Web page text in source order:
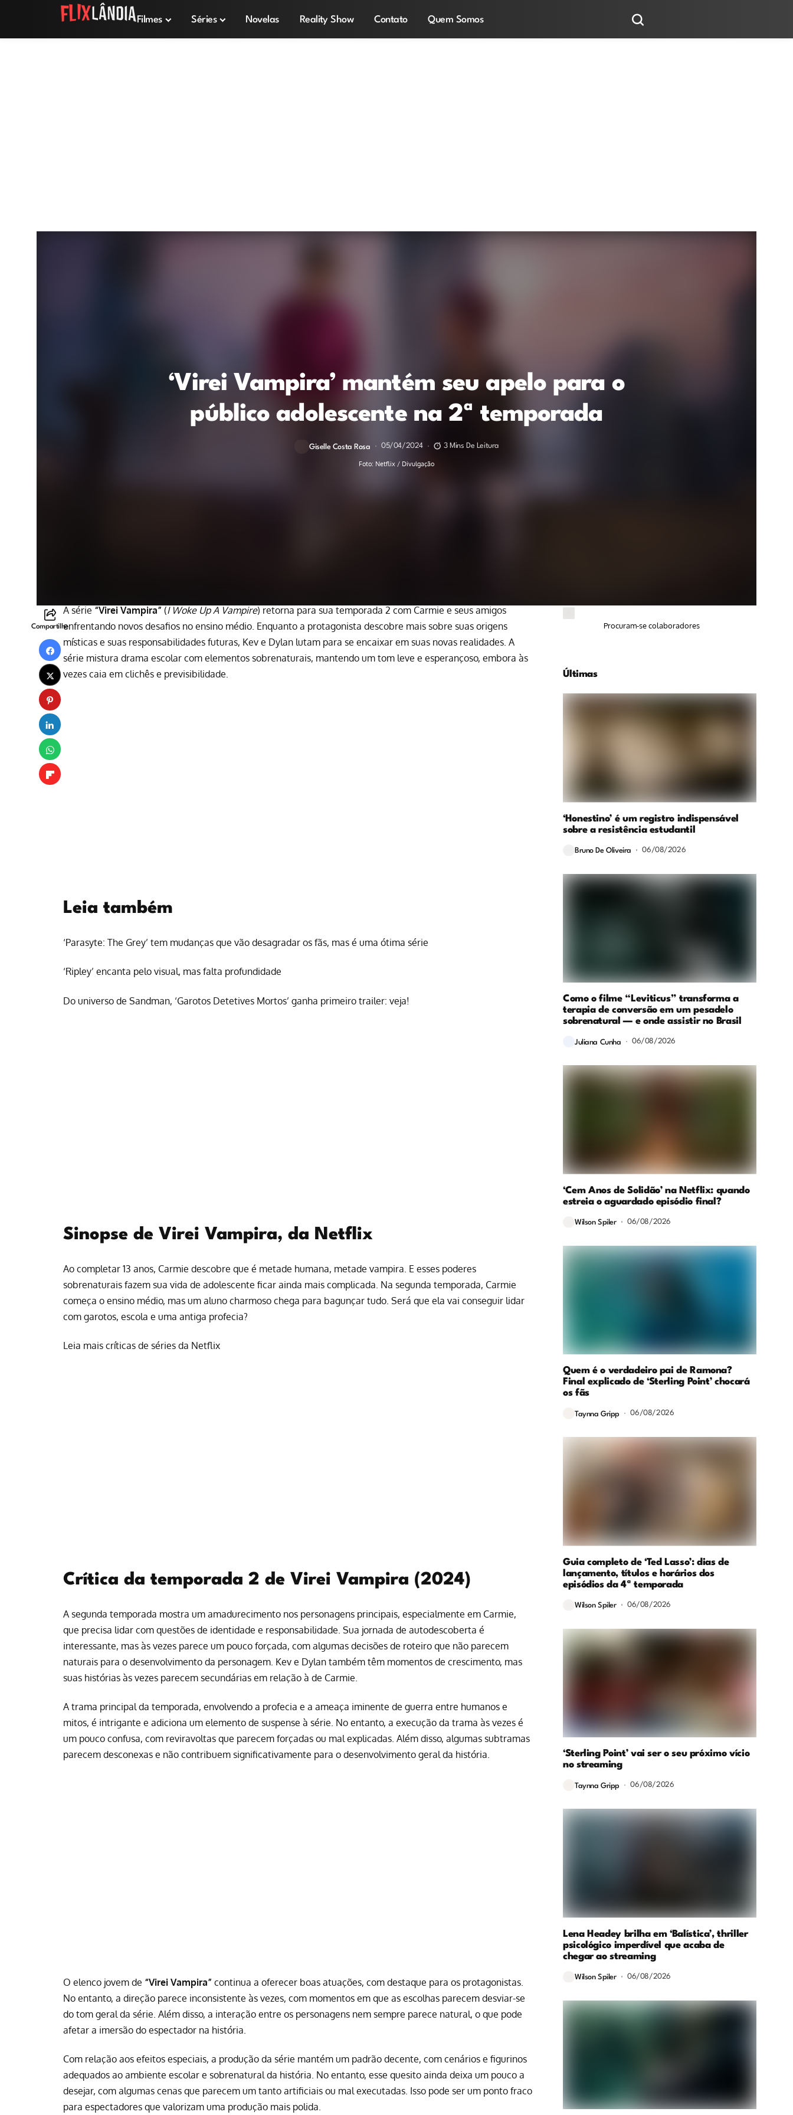
Filmes Séries Novelas Reality Show Contato Quem Somos
‘Virei Vampira’ mantém seu apelo para o
público adolescente na 2ª temporada
Giselle Costa Rosa 05/04/2024 3 Mins De Leitura
Foto: Netflix / Divulgação
Compartilhe
A série “Virei Vampira” (I Woke Up A Vampire) retorna para sua temporada 2 com Carmie e seus amigos
enfrentando novos desafios no ensino médio. Enquanto a protagonista descobre mais sobre suas origens
místicas e suas responsabilidades futuras, Kev e Dylan lutam para se encaixar em suas novas realidades. A
série mistura drama escolar com elementos sobrenaturais, mantendo um tom leve e esperançoso, embora às
vezes caia em clichês e previsibilidade.
Leia também
‘Parasyte: The Grey’ tem mudanças que vão desagradar os fãs, mas é uma ótima série
‘Ripley’ encanta pelo visual, mas falta profundidade
Do universo de Sandman, ‘Garotos Detetives Mortos’ ganha primeiro trailer: veja!
Sinopse de Virei Vampira, da Netflix
Ao completar 13 anos, Carmie descobre que é metade humana, metade vampira. E esses poderes
sobrenaturais fazem sua vida de adolescente ficar ainda mais complicada. Na segunda temporada, Carmie
começa o ensino médio, mas um aluno charmoso chega para bagunçar tudo. Será que ela vai conseguir lidar
com garotos, escola e uma antiga profecia?
Leia mais críticas de séries da Netflix
Crítica da temporada 2 de Virei Vampira (2024)
A segunda temporada mostra um amadurecimento nos personagens principais, especialmente em Carmie,
que precisa lidar com questões de identidade e responsabilidade. Sua jornada de autodescoberta é
interessante, mas às vezes parece um pouco forçada, com algumas decisões de roteiro que não parecem
naturais para o desenvolvimento da personagem. Kev e Dylan também têm momentos de crescimento, mas
suas histórias às vezes parecem secundárias em relação à de Carmie.
A trama principal da temporada, envolvendo a profecia e a ameaça iminente de guerra entre humanos e
mitos, é intrigante e adiciona um elemento de suspense à série. No entanto, a execução da trama às vezes é
um pouco confusa, com reviravoltas que parecem forçadas ou mal explicadas. Além disso, algumas subtramas
parecem desconexas e não contribuem significativamente para o desenvolvimento geral da história.
O elenco jovem de “Virei Vampira” continua a oferecer boas atuações, com destaque para os protagonistas.
No entanto, a direção parece inconsistente às vezes, com momentos em que as escolhas parecem desviar-se
do tom geral da série. Além disso, a interação entre os personagens nem sempre parece natural, o que pode
afetar a imersão do espectador na história.
Com relação aos efeitos especiais, a produção da série mantém um padrão decente, com cenários e figurinos
adequados ao ambiente escolar e sobrenatural da história. No entanto, esse quesito ainda deixa um pouco a
desejar, com algumas cenas que parecem um tanto artificiais ou mal executadas. Isso pode ser um ponto fraco
para espectadores que valorizam uma produção mais polida.
Procuram-se colaboradores
Últimas
‘Honestino’ é um registro indispensável
sobre a resistência estudantil
Bruno De Oliveira 06/08/2026
Como o filme “Leviticus” transforma a
terapia de conversão em um pesadelo
sobrenatural — e onde assistir no Brasil
Juliana Cunha 06/08/2026
‘Cem Anos de Solidão’ na Netflix: quando
estreia o aguardado episódio final?
Wilson Spiler 06/08/2026
Quem é o verdadeiro pai de Ramona?
Final explicado de ‘Sterling Point’ chocará
os fãs
Taynna Gripp 06/08/2026
Guia completo de ‘Ted Lasso’: dias de
lançamento, títulos e horários dos
episódios da 4ª temporada
Wilson Spiler 06/08/2026
‘Sterling Point’ vai ser o seu próximo vício
no streaming
Taynna Gripp 06/08/2026
Lena Headey brilha em ‘Balística’, thriller
psicológico imperdível que acaba de
chegar ao streaming
Wilson Spiler 06/08/2026